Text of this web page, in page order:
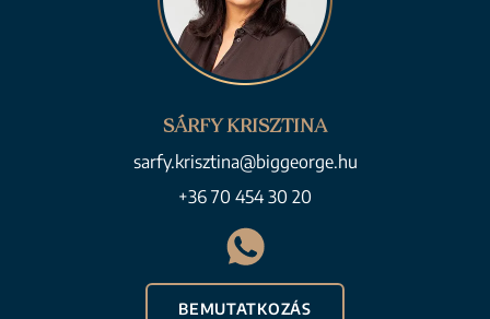
SÁRFY KRISZTINA
sarfy.krisztina@biggeorge.hu
+36 70 454 30 20
BEMUTATKOZÁS